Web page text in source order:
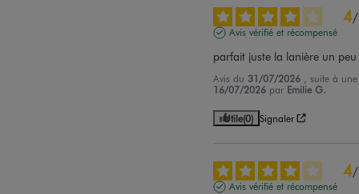
4/
Avis vérifié et récompensé
parfait juste la lanière un
Avis du 31/07/2026
, suite à
16/07/2026 par Emilie G.
Utile(0) Signaler
4/
Avis vérifié et récompensé